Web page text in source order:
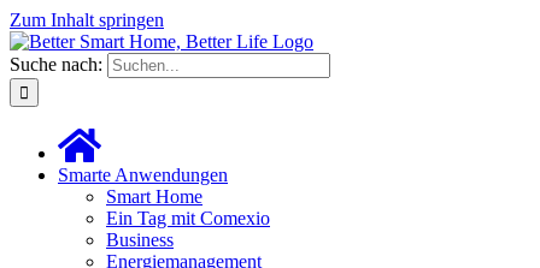
Zum Inhalt springen
Suche nach:
Smarte Anwendungen
Smart Home
Ein Tag mit Comexio
Business
Energiemanagement